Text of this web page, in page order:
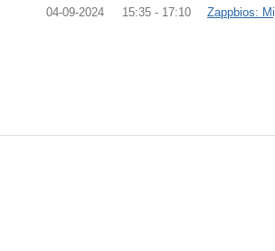
04-09-2024 15:35 - 17:10 Zappbios: